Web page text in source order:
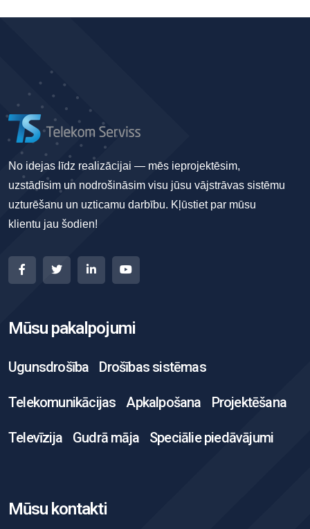
No idejas līdz realizācijai — mēs ieprojektēsim,
uzstādīsim un nodrošināsim visu jūsu vājstrāvas sistēmu
uzturēšanu un uzticamu darbību. Kļūstiet par mūsu
klientu jau šodien!
Mūsu pakalpojumi
Ugunsdrošība Drošības sistēmas
Telekomunikācijas Apkalpošana Projektēšana
Televīzija Gudrā māja Speciālie piedāvājumi
Mūsu kontakti